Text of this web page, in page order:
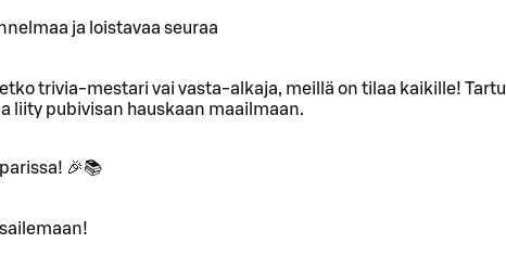
ja loistavaa seuraa
trivia-mestari vai vasta-alkaja, meillä on tilaa kaikille! Tartu
liity pubivisan hauskaan maailmaan.
🎉📚